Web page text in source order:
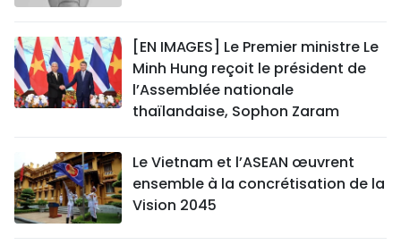
[EN IMAGES] Le Premier ministre Le
Minh Hung reçoit le président de
l’Assemblée nationale
thaïlandaise, Sophon Zaram
Le Vietnam et l’ASEAN œuvrent
ensemble à la concrétisation de la
Vision 2045